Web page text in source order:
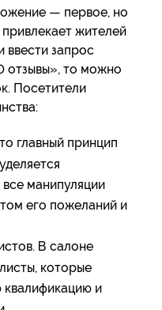
— первое, но
жителей
ввести запрос
отзывы», то можно
Посетители
главный принцип
манипуляции
его пожеланий и
В салоне
которые
и